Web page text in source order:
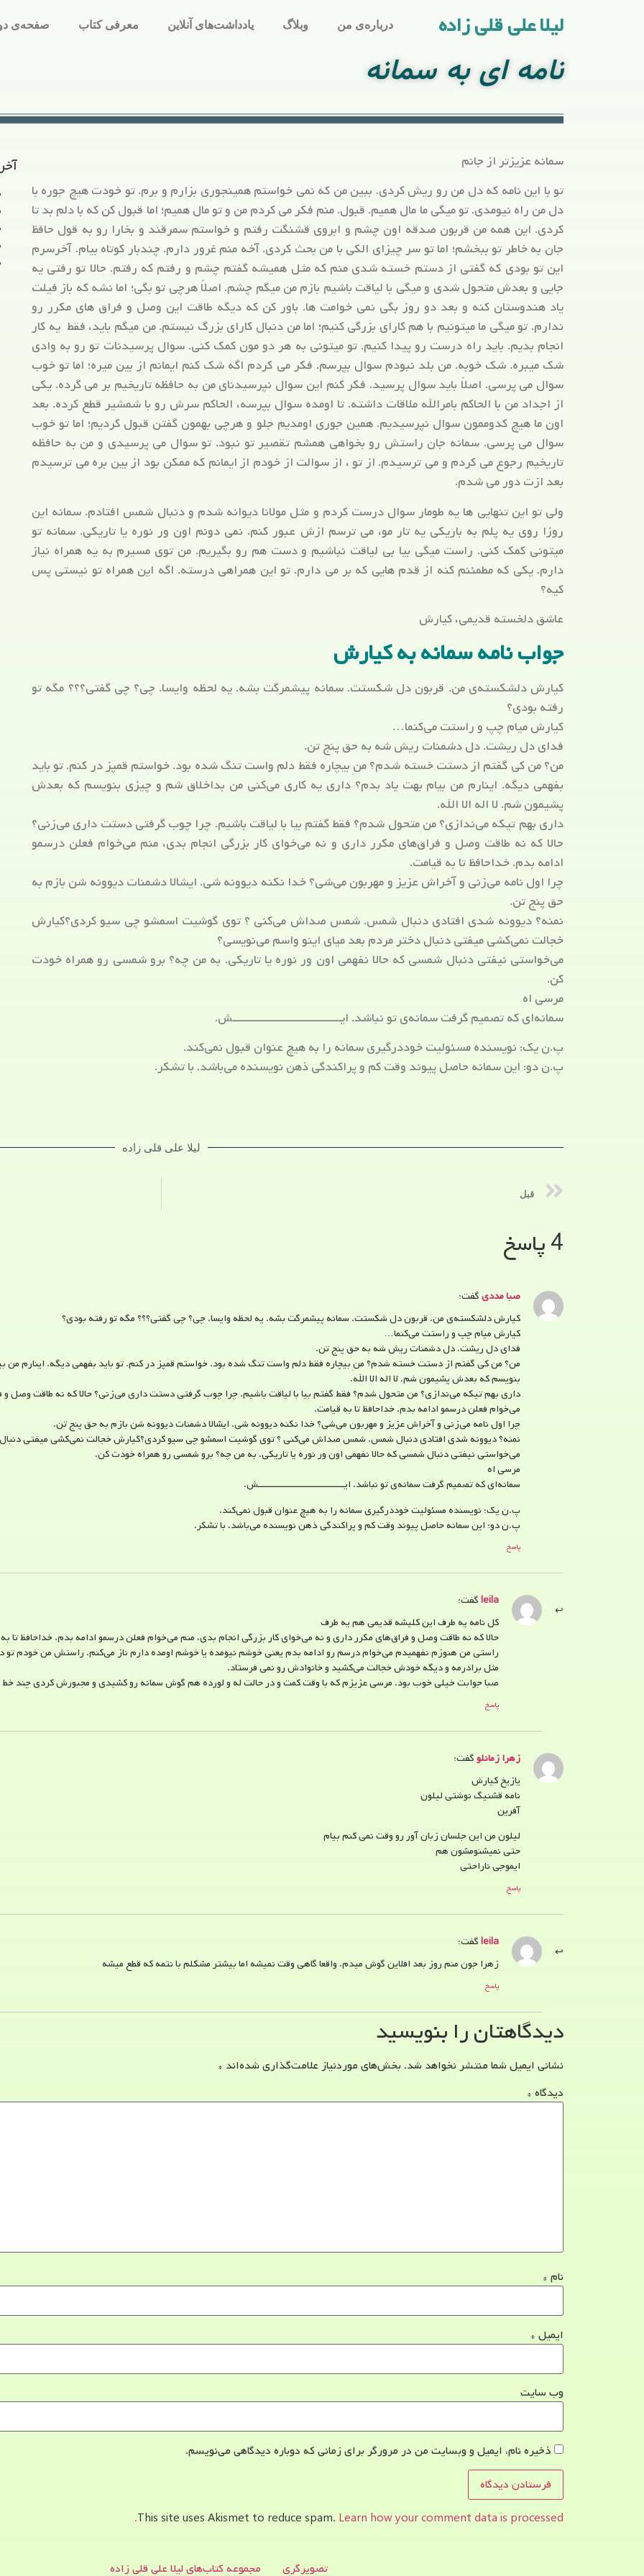
لیلا علی قلی زاده درباره‌ی من وبلاگ یادداشت‌های آنلاین معرفی کتاب صفحه‌ی
نامه ای به سمانه
سمانه عزیزتر از جانم
تو با این نامه که دل من رو ریش کردی. ببین من که نمی خواستم همینجوری بزارم و برم. تو خودت هیچ جوره با
دل من راه نیومدی. تو میگی ما مال همیم. قبول. منم فکر می کردم من و تو مال همیم؛ اما قبول کن که با دلم بد تا
کردی. این همه من قربون صدقه اون چشم و ابروی قشنگت رفتم و خواستم سمرقند و بخارا رو به قول حافظ
جان به خاطر تو ببخشم؛ اما تو سر چیزای الکی با من بحث کردی. آخه منم غرور دارم. چندبار کوتاه بیام. آخرسرم
این تو بودی که گفتی از دستم خسته شدی منم که مثل همیشه گفتم چشم و رفتم که رفتم. حالا تو رفتی یه
جایی و بعدش متحول شدی و میگی با لیاقت باشیم بازم من میگم چشم. اصلاً هرچی تو بگی؛ اما نشه که باز فیلت
یاد هندوستان کنه و بعد دو روز بگی نمی خوامت ها. باور کن که دیگه طاقت این وصل و فراق های مکرر رو
ندارم. تو میگی ما میتونیم با هم کارای بزرگی کنیم؛ اما من دنبال کارای بزرگ نیستم. من میگم باید، فقط یه کار
انجام بدیم. باید راه درست رو پیدا کنیم. تو میتونی به هر دو مون کمک کنی. سوال پرسیدنات تو رو به وادی
شک میبره. شک خوبه. من بلد نبودم سوال بپرسم. فکر می کردم اگه شک کنم ایمانم از بین میره؛ اما تو خوب
سوال می پرسی. اصلاً باید سوال پرسید. فکر کنم این سوال نپرسیدنای من به حافظه تاریخیم بر می گرده. یکی
از اجداد من با الحاکم بامرالله ملاقات داشته. تا اومده سوال بپرسه، الحاکم سرش رو با شمشیر قطع کرده. بعد
اون ما هیچ کدوممون سوال نپرسیدیم. همین جوری اومدیم جلو و هرچی بهمون گفتن قبول کردیم؛ اما تو خوب
سوال می پرسی. سمانه جان راستش رو بخواهی همشم تقصیر تو نبود. تو سوال می پرسیدی و من به حافظه
تاریخیم رجوع می کردم و می ترسیدم. از تو ، از سوالت از خودم از ایمانم که ممکن بود از بین بره می ترسیدم
بعد ازت دور می شدم.
ولی تو این تنهایی ها یه طومار سوال درست کردم و مثل مولانا دیوانه شدم و دنبال شمس افتادم. سمانه این
روزا روی یه پلم به باریکی یه تار مو، می ترسم ازش عبور کنم. نمی دونم اون ور نوره یا تاریکی. سمانه تو
میتونی کمک کنی. راست میگی بیا بی لیاقت نباشیم و دست هم رو بگیریم. من توی مسیرم به یه همراه نیاز
دارم. یکی که مطمئنم کنه از قدم هایی که بر می دارم. تو این همراهی درسته. اگه این همراه تو نیستی پس
کیه؟
عاشق دلخسته قدیمی، کیارش
جواب نامه سمانه به کیارش
کیارش دلشکسته‌ی من. قربون دل شکستت. سمانه پیشمرگت بشه. یه لحظه وایسا. چی؟ چی گفتی؟؟؟ مگه تو
رفته بودی؟
کیارش میام چپ و راستت می‌کنما…
فدای دل ریشت. دل دشمنات ریش شه به حق پنج تن.
من؟ من کی گفتم از دستت خسته شدم؟ منِ بیچاره فقط دلم واست تنگ شده بود. خواستم قمپز در کنم. تو باید
بفهمی دیگه. اینارم من بیام بهت یاد بدم؟ داری یه کاری می‌کنی من بداخلاق شم و چیزی بنویسم که بعدش
پشیمون شم. لا اله الا الله.
داری بهم تیکه می‌ندازی؟ من متحول شدم؟ فقط گفتم بیا با لیاقت باشیم. چرا چوب گرفتی دستت داری می‌زنی؟
حالا که نه طاقت وصل و فراق‌های مکرر داری و نه می‌خوای کار بزرگی انجام بدی، منم می‌خوام فعلن درسمو
ادامه بدم. خداحافظ تا به قیامت.
چرا اول نامه می‌زنی و آخراش عزیز و مهربون می‌شی؟ خدا نکنه دیوونه شی. ایشالا دشمنات دیوونه شن بازم به
حق پنج تن.
نمنه؟ دیوونه شدی افتادی دنبال شمس. شمس صداش می‌کنی ؟ توی گوشیت اسمشو چی سیو کردی؟کیارش
خجالت نمی‌کشی میفتی دنبال دختر مردم بعد میای اینو واسم می‌نویسی؟
می‌خواستی نیفتی دنبال شمسی که حالا نفهمی اون ور نوره یا تاریکی. به من چه؟ برو شمسی رو همراه خودت
کن.
مرسی اه
سمانه‌ای که تصمیم گرفت سمانه‌ی تو نباشد. ایــــــــــــــــــــــــــــــش.
پ.ن یک: نویسنده مسئولیت خوددرگیری سمانه را به هیچ عنوان قبول نمی‌کند.
پ.ن دو: این سمانه حاصل پیوند وقت کم و پراکندگی ذهن نویسنده می‌باشد. با تشکر.
لیلا علی قلی زاده
قبل
4 پاسخ
صبا مددیگفت:
کیارش دلشکسته‌ی من. قربون دل شکستت. سمانه پیشمرگت بشه. یه لحظه وایسا. چی؟ چی گفتی؟؟؟ مگه تو رفته بودی؟
کیارش میام چپ و راستت می‌کنما…
فدای دل ریشت. دل دشمنات ریش شه به حق پنج تن.
من؟ من کی گفتم از دستت خسته شدم؟ منِ بیچاره فقط دلم واست تنگ شده بود. خواستم قمپز در کنم. تو باید بفهمی دیگه. اینارم من
بنویسم که بعدش پشیمون شم. لا اله الا الله.
داری بهم تیکه می‌ندازی؟ من متحول شدم؟ فقط گفتم بیا با لیاقت باشیم. چرا چوب گرفتی دستت داری می‌زنی؟ حالا که نه طاقت وصل و
می‌خوام فعلن درسمو ادامه بدم. خداحافظ تا به قیامت.
چرا اول نامه می‌زنی و آخراش عزیز و مهربون می‌شی؟ خدا نکنه دیوونه شی. ایشالا دشمنات دیوونه شن بازم به حق پنج تن.
نمنه؟ دیوونه شدی افتادی دنبال شمس. شمس صداش می‌کنی ؟ توی گوشیت اسمشو چی سیو کردی؟کیارش خجالت نمی‌کشی میفتی دنبال
می‌خواستی نیفتی دنبال شمسی که حالا نفهمی اون ور نوره یا تاریکی. به من چه؟ برو شمسی رو همراه خودت کن.
مرسی اه
سمانه‌ای که تصمیم گرفت سمانه‌ی تو نباشد. ایــــــــــــــــــــــــــــــش.
پ.ن یک: نویسنده مسئولیت خوددرگیری سمانه را به هیچ عنوان قبول نمی‌کند.
پ.ن دو: این سمانه حاصل پیوند وقت کم و پراکندگی ذهن نویسنده می‌باشد. با تشکر.
پاسخ
leilaگفت:
کل نامه یه طرف این کلیشه قدیمی هم یه طرف
حالا که نه طاقت وصل و فراق‌های مکرر داری و نه می‌خوای کار بزرگی انجام بدی، منم می‌خوام فعلن درسمو ادامه بدم. خداحافظ تا
راستی من هنوزم نفهمیدم می‌خوام درسم رو ادامه بدم یعنی خوشم نیومده یا خوشم اومده دارم ناز می‌‌کنم. راستش من خودم
مثل برادرمه و دیگه خودش خجالت می‌کشید و خانوادش رو نمی فرستاد.
صبا جوابت خیلی خوب بود. مرسی عزیزم که با وقت کمت و در حالت له و لورده هم گوش سمانه رو کشیدی و مجبورش کردی چند خط
پاسخ
زهرا زمانلوگفت:
یازیخ کیارش
نامه قشنیگ نوشتی لیلون
آفرین
لیلون من این جلسان زبان آور رو وقت نمی کنم بیام
حتی نمیشنومشون هم
ایموجی ناراحتی
پاسخ
leilaگفت:
زهرا جون منم روز بعد افلاین گوش میدم. واقعا گاهی وقت نمیشه اما بیشتر مشکلم با نتمه که قطع میشه
پاسخ
دیدگاهتان را بنویسید
نشانی ایمیل شما منتشر نخواهد شد. بخش‌های موردنیاز علامت‌گذاری شده‌اند *
دیدگاه *
نام *
ایمیل *
وب‌ سایت
ذخیره نام، ایمیل و وبسایت من در مرورگر برای زمانی که دوباره دیدگاهی می‌نویسم.
This site uses Akismet to reduce spam. Learn how your comment data is processed.
تصویرگری مجموعه کتاب‌های لیلا علی قلی زاده